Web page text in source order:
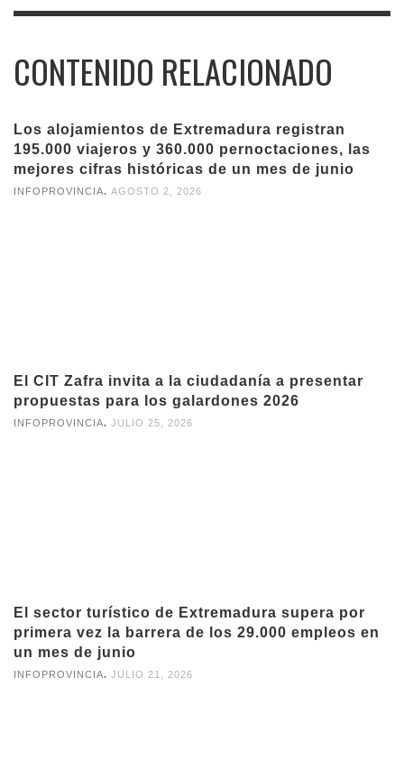
CONTENIDO RELACIONADO
Los alojamientos de Extremadura registran
195.000 viajeros y 360.000 pernoctaciones, las
mejores cifras históricas de un mes de junio
INFOPROVINCIA AGOSTO 2, 2026
El CIT Zafra invita a la ciudadanía a presentar
propuestas para los galardones 2026
INFOPROVINCIA JULIO 25, 2026
El sector turístico de Extremadura supera por
primera vez la barrera de los 29.000 empleos en
un mes de junio
INFOPROVINCIA JULIO 21, 2026